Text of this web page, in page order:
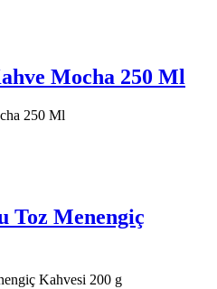
Mocha 250 Ml
250 Ml
Toz Menengiç
Kahvesi 200 g